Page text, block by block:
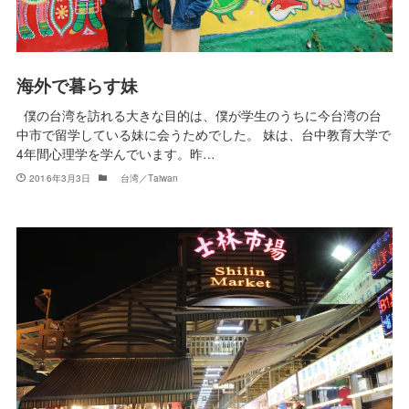
海外で暮らす妹
僕の台湾を訪れる大きな目的は、僕が学生のうちに今台湾の台
中市で留学している妹に会うためでした。 妹は、台中教育大学で
4年間心理学を学んでいます。昨…
2016年3月3日 台湾／Taiwan